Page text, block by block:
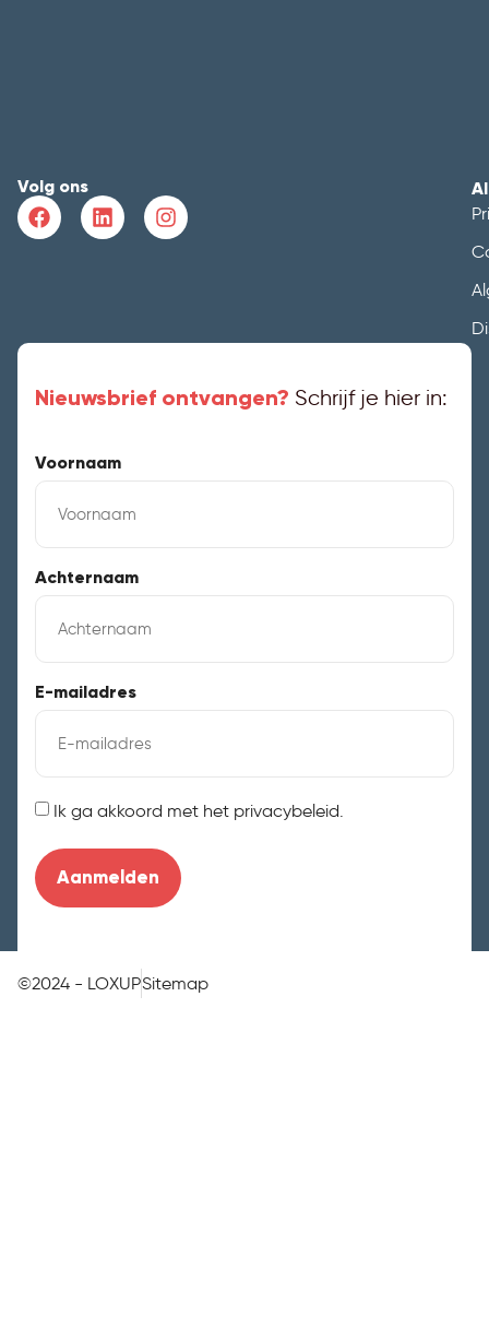
Volg ons
Nieuwsbrief ontvangen? Schrijf je hier in:
Voornaam
Achternaam
E-mailadres
Instemming
Ik ga akkoord met het privacybeleid.
©2024 - LOXUPSitemap